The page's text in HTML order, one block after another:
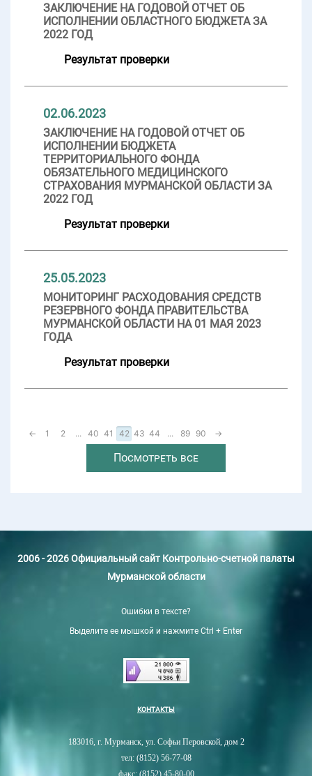
ЗАКЛЮЧЕНИЕ НА ГОДОВОЙ ОТЧЕТ ОБ
ИСПОЛНЕНИИ ОБЛАСТНОГО БЮДЖЕТА ЗА
2022 ГОД
Результат проверки
02.06.2023
ЗАКЛЮЧЕНИЕ НА ГОДОВОЙ ОТЧЕТ ОБ
ИСПОЛНЕНИИ БЮДЖЕТА
ТЕРРИТОРИАЛЬНОГО ФОНДА
ОБЯЗАТЕЛЬНОГО МЕДИЦИНСКОГО
СТРАХОВАНИЯ МУРМАНСКОЙ ОБЛАСТИ ЗА
2022 ГОД
Результат проверки
25.05.2023
МОНИТОРИНГ РАСХОДОВАНИЯ СРЕДСТВ
РЕЗЕРВНОГО ФОНДА ПРАВИТЕЛЬСТВА
МУРМАНСКОЙ ОБЛАСТИ НА 01 МАЯ 2023
ГОДА
Результат проверки
← 1 2 ... 40 41 42 43 44 ... 89 90 →
Посмотреть все
2006 - 2026 Официальный сайт Контрольно-счетной палаты
Мурманской области
Ошибки в тексте?
Выделите ее мышкой и нажмите Ctrl + Enter
КОНТАКТЫ
183016, г. Мурманск, ул. Софьи Перовской, дом 2
тел: (8152) 56-77-08